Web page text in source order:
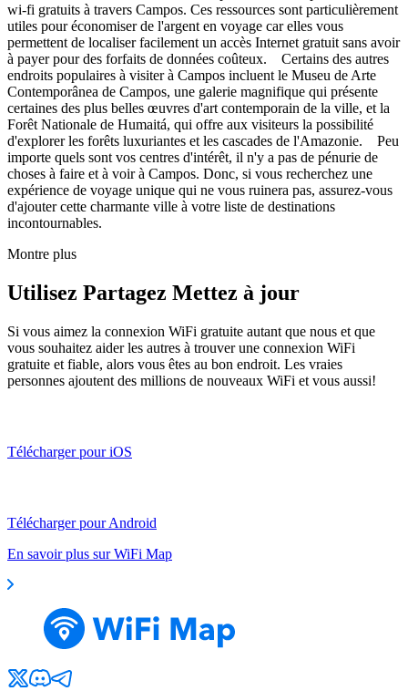
wi-fi gratuits à travers Campos. Ces ressources sont particulièrement
utiles pour économiser de l'argent en voyage car elles vous
permettent de localiser facilement un accès Internet gratuit sans avoir
à payer pour des forfaits de données coûteux. Certains des autres
endroits populaires à visiter à Campos incluent le Museu de Arte
Contemporânea de Campos, une galerie magnifique qui présente
certaines des plus belles œuvres d'art contemporain de la ville, et la
Forêt Nationale de Humaitá, qui offre aux visiteurs la possibilité
d'explorer les forêts luxuriantes et les cascades de l'Amazonie. Peu
importe quels sont vos centres d'intérêt, il n'y a pas de pénurie de
choses à faire et à voir à Campos. Donc, si vous recherchez une
expérience de voyage unique qui ne vous ruinera pas, assurez-vous
d'ajouter cette charmante ville à votre liste de destinations
incontournables.
Montre plus
Utilisez Partagez Mettez à jour
Si vous aimez la connexion WiFi gratuite autant que nous et que
vous souhaitez aider les autres à trouver une connexion WiFi
gratuite et fiable, alors vous êtes au bon endroit. Les vraies
personnes ajoutent des millions de nouveaux WiFi et vous aussi!
Télécharger pour iOS
Télécharger pour Android
En savoir plus sur WiFi Map